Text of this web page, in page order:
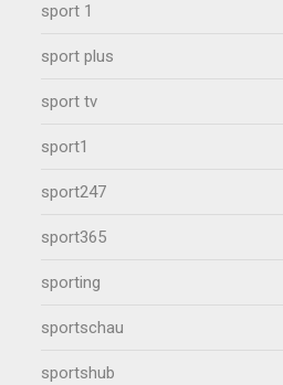
sport 1
sport plus
sport tv
sport1
sport247
sport365
sporting
sportschau
sportshub